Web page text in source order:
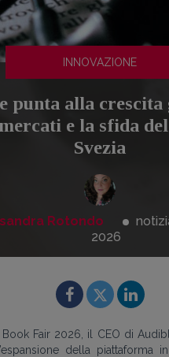
INNOVAZIONE
punta alla crescita
e la sfida
Svezia
Rotondo
2026
Fair 2026, il CEO di
della piattaforma